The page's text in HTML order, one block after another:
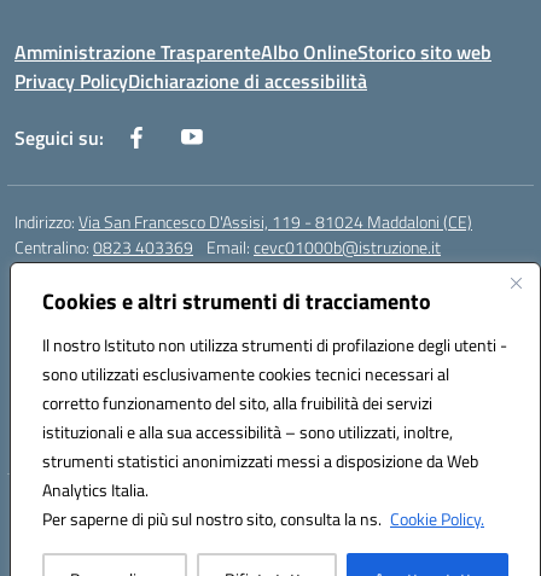
Cookies e altri strumenti di tracciamento
Il nostro Istituto non utilizza strumenti di profilazione degli utenti -
sono utilizzati esclusivamente cookies tecnici necessari al
corretto funzionamento del sito, alla fruibilità dei servizi
istituzionali e alla sua accessibilità – sono utilizzati, inoltre,
strumenti statistici anonimizzati messi a disposizione da Web
Analytics Italia.
Per saperne di più sul nostro sito, consulta la ns. Cookie Policy.
Amministrazione TrasparenteAlbo OnlineStorico sito web
Privacy PolicyDichiarazione di accessibilità
Seguici su:
Indirizzo:Via San Francesco D'Assisi, 119 - 81024 Maddaloni (CE)
Centralino:0823 403369 Email:cevc01000b@istruzione.it
Posta elettronica certificata (PEC):
Codice fiscale: 80004990612 (Convitto) - 93044680614 (Scuole
Annesse)
Codice meccanografico:CEVC01000B
Codice Indice delle Pubbliche Amministrazioni (IPA): istsc_cevc01000b
Codice unico di fatturazione (CUF): ZUT1RT
Hosting & Powered by 3D Solution S.r.l.
Concept & Design by Designers Italia